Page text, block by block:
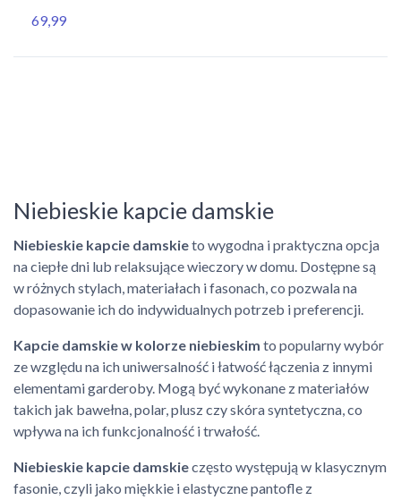
69,99
Niebieskie kapcie damskie
Niebieskie kapcie damskieto wygodna i praktyczna opcja
na ciepłe dni lub relaksujące wieczory w domu. Dostępne są
w różnych stylach, materiałach i fasonach, co pozwala na
dopasowanie ich do indywidualnych potrzeb i preferencji.
Kapcie damskie w kolorze niebieskim to popularny wybór
ze względu na ich uniwersalność i łatwość łączenia z innymi
elementami garderoby. Mogą być wykonane z materiałów
takich jak bawełna, polar, plusz czy skóra syntetyczna, co
wpływa na ich funkcjonalność i trwałość.
Niebieskie kapcie damskieczęsto występują w klasycznym
fasonie, czyli jako miękkie i elastyczne pantofle z